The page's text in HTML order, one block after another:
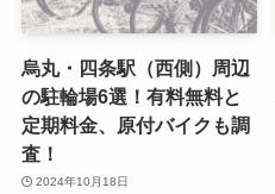
烏丸・四条駅（西側）周辺
の駐輪場6選！有料無料と
定期料金、原付バイクも調
査！
2024年10月18日